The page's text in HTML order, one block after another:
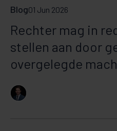
Blog01 Jun 2026
Rechter mag in
stellen aan door
overgelegde